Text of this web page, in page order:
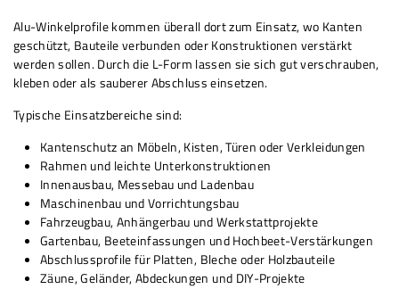
Alu-Winkelprofile kommen überall dort zum Einsatz, wo Kanten
geschützt, Bauteile verbunden oder Konstruktionen verstärkt
werden sollen. Durch die L-Form lassen sie sich gut verschrauben,
kleben oder als sauberer Abschluss einsetzen.
Typische Einsatzbereiche sind:
Kantenschutz an Möbeln, Kisten, Türen oder Verkleidungen
Rahmen und leichte Unterkonstruktionen
Innenausbau, Messebau und Ladenbau
Maschinenbau und Vorrichtungsbau
Fahrzeugbau, Anhängerbau und Werkstattprojekte
Gartenbau, Beeteinfassungen und Hochbeet-Verstärkungen
Abschlussprofile für Platten, Bleche oder Holzbauteile
Zäune, Geländer, Abdeckungen und DIY-Projekte